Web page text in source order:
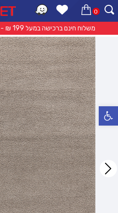
פתח סרגל נגישות
משלוח חינם ברכישה במעל 199 ₪ - עד 3 ימי עסקים אספקה* 🚚
0
»קטלוג מוצרים»שטיחים מודרניים»